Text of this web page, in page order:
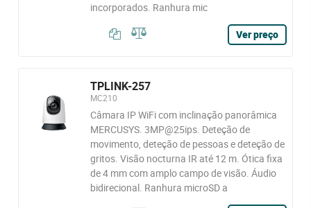
incorporados. Ranhura mic
Ver preço
TPLINK-257
MC210
Câmara IP WiFi com inclinação panorâmica
MERCUSYS. 3MP@25ips. Deteção de
movimento, deteção de pessoas e deteção de
gritos. Visão nocturna IR até 12 m. Ótica fixa
de 4 mm com amplo campo de visão. Áudio
bidirecional. Ranhura microSD a